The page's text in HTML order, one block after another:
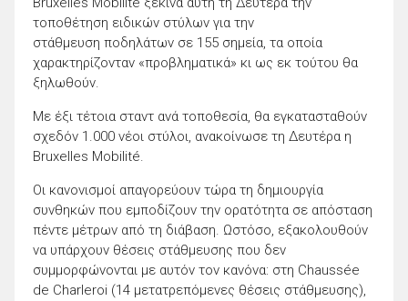
τοποθέτηση ειδικών στύλων για την
στάθμευση ποδηλάτων σε 155 σημεία, τα οποία
χαρακτηρίζονταν «προβληματικά» κι ως εκ τούτου θα
ξηλωθούν.
Με έξι τέτοια σταντ ανά τοποθεσία, θα εγκατασταθούν
σχεδόν 1.000 νέοι στύλοι, ανακοίνωσε τη Δευτέρα η
Bruxelles Mobilité.
Οι κανονισμοί απαγορεύουν τώρα τη δημιουργία
συνθηκών που εμποδίζουν την ορατότητα σε απόσταση
πέντε μέτρων από τη διάβαση. Ωστόσο, εξακολουθούν
να υπάρχουν θέσεις στάθμευσης που δεν
συμμορφώνονται με αυτόν τον κανόνα: στη Chaussée
de Charleroi (14 μετατρεπόμενες θέσεις στάθμευσης),